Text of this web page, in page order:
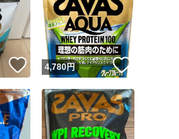
いいね！
4,780円